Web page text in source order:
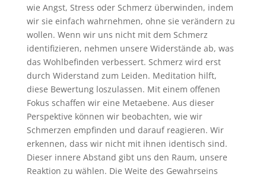
wie Angst, Stress oder Schmerz überwinden, indem
wir sie einfach wahrnehmen, ohne sie verändern zu
wollen. Wenn wir uns nicht mit dem Schmerz
identifizieren, nehmen unsere Widerstände ab, was
das Wohlbefinden verbessert. Schmerz wird erst
durch Widerstand zum Leiden. Meditation hilft,
diese Bewertung loszulassen. Mit einem offenen
Fokus schaffen wir eine Metaebene. Aus dieser
Perspektive können wir beobachten, wie wir
Schmerzen empfinden und darauf reagieren. Wir
erkennen, dass wir nicht mit ihnen identisch sind.
Dieser innere Abstand gibt uns den Raum, unsere
Reaktion zu wählen. Die Weite des Gewahrseins